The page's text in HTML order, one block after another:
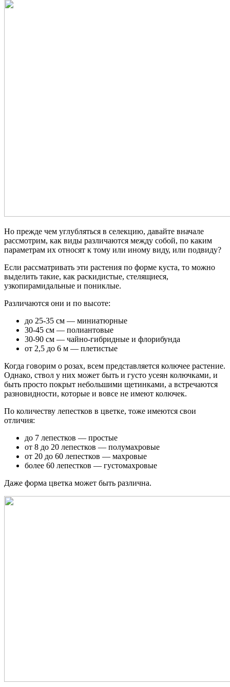
Но прежде чем углубляться в селекцию, давайте вначале
рассмотрим, как виды различаются между собой, по каким
параметрам их относят к тому или иному виду, или подвиду?
Если рассматривать эти растения по форме куста, то можно
выделить такие, как раскидистые, стелящиеся,
узкопирамидальные и пониклые.
Различаются они и по высоте:
до 25-35 см — миниатюрные
30-45 см — полиантовые
30-90 см — чайно-гибридные и флорибунда
от 2,5 до 6 м — плетистые
Когда говорим о розах, всем представляется колючее растение.
Однако, ствол у них может быть и густо усеян колючками, и
быть просто покрыт небольшими щетинками, а встречаются
разновидности, которые и вовсе не имеют колючек.
По количеству лепестков в цветке, тоже имеются свои
отличия:
до 7 лепестков — простые
от 8 до 20 лепестков — полумахровые
от 20 до 60 лепестков — махровые
более 60 лепестков — густомахровые
Даже форма цветка может быть различна.